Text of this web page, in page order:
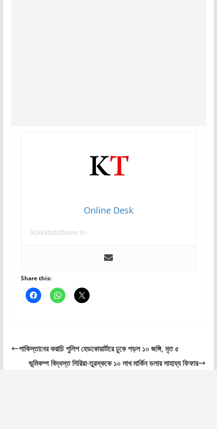
Online Desk
kolkatatribune.in
Share this:
পাকিস্তানের করাচি পুলিশ হেডকোয়ার্টারে ঢুকে পড়ল ১০ জঙ্গি, মৃত ৫
ভূমিকম্প বিদ্ধস্ত সিরিয়া-তুরস্ককে ১০ লাখ মার্কিন ডলার সাহায্য ফিফার